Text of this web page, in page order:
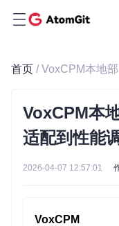
首页 / VoxCPM本地
VoxCPM本
适配到性能
2026-04-07 12:57:01
VoxCPM